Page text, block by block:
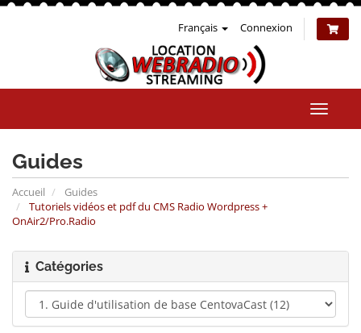
Français Connexion
la
Guides
Accueil
Guides
Tutoriels vidéos et pdf du CMS Radio Wordpress +
OnAir2/Pro.Radio
Catégories